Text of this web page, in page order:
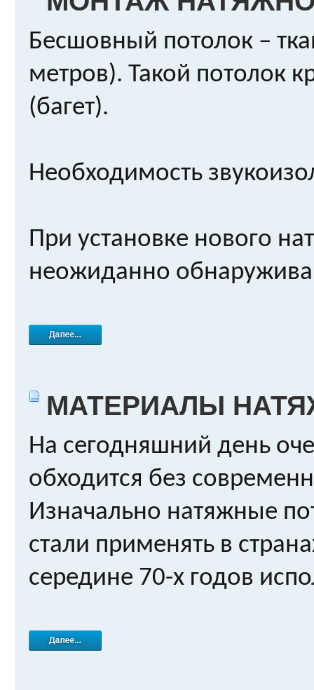
Бесшовный потолок –
метров). Такой потолок
(багет).
Необходимость
При установке нового
неожиданно
МАТЕРИАЛЫ
На сегодняшний день
обходится без
Изначально натяжные
стали применять в
середине 70-х годов